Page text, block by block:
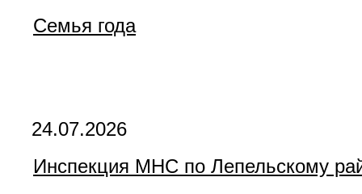
Семья года
24.07.2026
Инспекция МНС по Лепельскому